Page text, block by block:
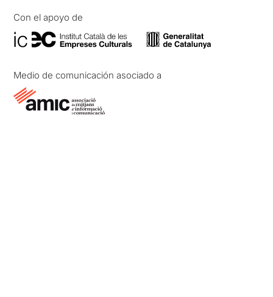
Con el apoyo de
Medio de comunicación asociado a